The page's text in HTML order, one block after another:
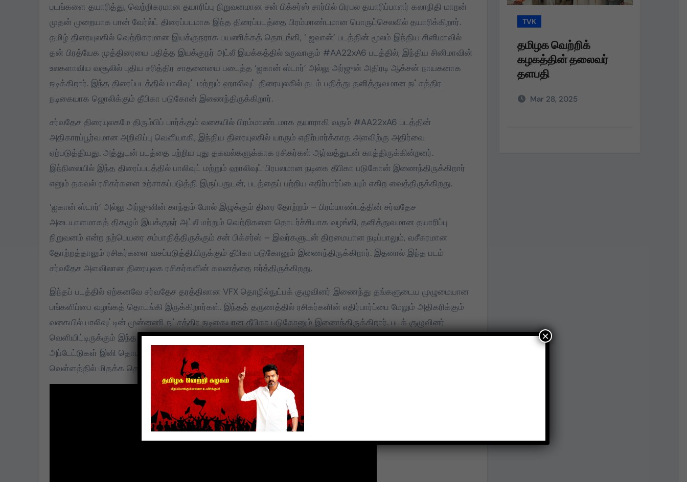
படங்களை தயாரித்து, வெற்றிகரமான தயாரிப்பு நிறுவனமான சன் பிக்சர்ஸ் சார்பில் பிரபல தயாரிப்பாளர் கலாநிதி மாறன்
முதன் முறையாக பான் வேர்ல்ட் திரைப்படமாக இந்த திரைப்படத்தை பிரம்மாண்டமான பொருட்செலவில் தயாரிக்கிறார்.
தமிழ் திரையுலகில் வெற்றிகரமான இயக்குநராக பயணிக்கத் தொடங்கி, ‘ ஜவான்’ படத்தின் மூலம் இந்திய சினிமாவில்
தன் பிரத்யேக முத்திரையை பதித்த இயக்குநர் அட்லீ இயக்கத்தில் உருவாகும் #AA22xA6 படத்தில், இந்திய சினிமாவின்
உலகளாவிய வசூலில் புதிய சரித்திர சாதனையை படைத்த ‘ஐகான் ஸ்டார்’ அல்லு அர்ஜுன் அதிரடி ஆக்சன் நாயகனாக
நடிக்கிறார். இந்த திரைப்படத்தில் பாலிவுட் மற்றும் ஹாலிவுட் திரையுலகில் தடம் பதித்து தனித்துவமான நட்சத்திர
நடிகையாக ஜொலிக்கும் தீபிகா படுகோன் இணைந்திருக்கிறார்.
சர்வதேச திரையுலகமே திரும்பிப் பார்க்கும் வகையில் பிரம்மாண்டமாக தயாராகி வரும் #AA22xA6 படத்தின்
அதிகாரப்பூர்வமான அறிவிப்பு வெளியாகி, இந்திய திரையுலகில் யாரும் எதிர்பார்க்காத அளவிற்கு அதிர்வை
ஏற்படுத்தியது. அத்துடன் படத்தை பற்றிய புது தகவல்களுக்காக ரசிகர்கள் ஆர்வத்துடன் காத்திருக்கின்றனர்.
இந்நிலையில் இந்த திரைப்படத்தில் பாலிவுட் மற்றும் ஹாலிவுட் பிரபலமான நடிகை தீபிகா படுகோன் இணைந்திருக்கிறார்
எனும் தகவல் ரசிகர்களை உற்சாகப்படுத்தி இருப்பதுடன், படத்தைப் பற்றிய எதிர்பார்ப்பையும் எகிற வைத்திருக்கிறது.
‘ஐகான் ஸ்டார்’ அல்லு அர்ஜுனின் காந்தம் போல் இழுக்கும் திரை தோற்றம் – பிரம்மாண்டத்தின் சர்வதேச
அடையாளமாகத் திகழும் இயக்குநர் அட்லீ மற்றும் வெற்றிகளை தொடர்ச்சியாக வழங்கி, தனித்துவமான தயாரிப்பு
நிறுவனம் என்ற நற்பெயரை சம்பாதித்திருக்கும் சன் பிக்சர்ஸ் – இவர்களுடன் திறமையான நடிப்பாலும், வசீகரமான
தோற்றத்தாலும் ரசிகர்களை வசப்படுத்தியிருக்கும் தீபிகா படுகோனும் இணைந்திருக்கிறார்.‌ இதனால் இந்த படம்
சர்வதேச அளவிலான திரையுலக ரசிகர்களின் கவனத்தை ஈர்த்திருக்கிறது.
இந்தப் படத்தில் ஏற்கனவே சர்வதேச தரத்திலான VFX தொழில்நுட்பக் குழுவினர் இணைந்து தங்களுடைய முழுமையான
பங்களிப்பை வழங்கத் தொடங்கி இருக்கிறார்கள். இந்தத் தருணத்தில் ரசிகர்களின் எதிர்பார்ப்பை மேலும் அதிகரிக்கும்
வகையில் பாலிவுட்டின் முன்னணி நட்சத்திர நடிகையான தீபிகா படுகோனும் இணைந்திருக்கிறார். படக் குழுவினர்
வெளியிட்டிருக்கும் இந்த புது தகவலால் ரசிகர்களின் ஆர்வம் அதிகரித்திருக்கிறது. அத்துடன் படத்தை பற்றிய
அப்டேட்டுகள் இனி தொடர்ந்து வெளியாகும் என படக் குழுவினர் அறிவித்திருப்பதால்.. ரசிகர்கள் எல்லையற்ற மகிழ்ச்சி
வெள்ளத்தில் மிதக்க தொடங்கி இருக்கிறார்கள்.
TVK
கொட்டிவாக்கத்தில்
கிறிஸ்துமஸ்:
பெண்களுக்கு புடவை,
மாணவர்களுக்கு
நோட்டுப்புத்தகம்
வழங்கப்பட்டது
Dec 22, 2024
DMK
2026 தமிழக
சட்டமன்றத் தேர்தலில்,
பேட்டரி டார்ச்
சின்னத்தில் மட்டும்
என்பது மக்கள் நீதி
மய்யம் கட்சியின் உறுதி.
பேட்டரி டார்ச் என்பது
எங்களுக்கு வெறும்
சின்னமல்ல. அது
எங்களின் அடையாளம்.
எந்த ஆதாயமும் இன்றி
என்னோடு பயணிக்கும்
என் தொண்டர்களின்
உணர்வுகளை
மதிக்கிறேன்.
தமிழக வெற்றிக்
கழகத்தின் தலைவர்
தளபதி
Mar 28, 2025
×